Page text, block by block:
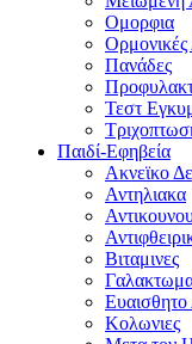
Ομορφια
Ορμονικές
Πανάδες
Τεστ
Παιδί-Εφηβεία
Ακνεϊκο
Αντηλιακα
Βιταμινες
Κολωνιες